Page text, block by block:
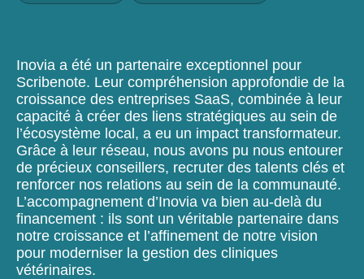
Inovia a été un partenaire exceptionnel pour
Scribenote. Leur compréhension approfondie de la
croissance des entreprises SaaS, combinée à leur
capacité à créer des liens stratégiques au sein de
l’écosystème local, a eu un impact transformateur.
Grâce à leur réseau, nous avons pu nous entourer
de précieux conseillers, recruter des talents clés et
renforcer nos relations au sein de la communauté.
L’accompagnement d’Inovia va bien au-delà du
financement : ils sont un véritable partenaire dans
notre croissance et l’affinement de notre vision
pour moderniser la gestion des cliniques
vétérinaires.